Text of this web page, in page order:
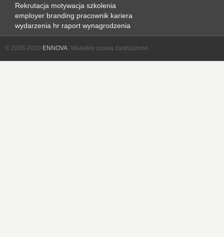
Rekrutacja motywacja szkolenia
employer branding pracownik kariera
wydarzenia hr raport wynagrodzenia
© 2008-2020 ENNOVA. Wszelkie prawa zastrzeżone.